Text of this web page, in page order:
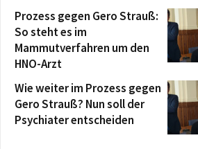
Prozess gegen Gero Strauß:
So steht es im
Mammutverfahren um den
HNO-Arzt
Wie weiter im Prozess gegen
Gero Strauß? Nun soll der
Psychiater entscheiden